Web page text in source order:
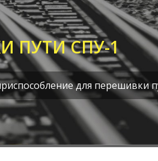
ПУТИ СПУ-1
для перешивки